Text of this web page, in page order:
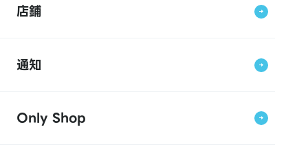
店鋪
通知
Only Shop